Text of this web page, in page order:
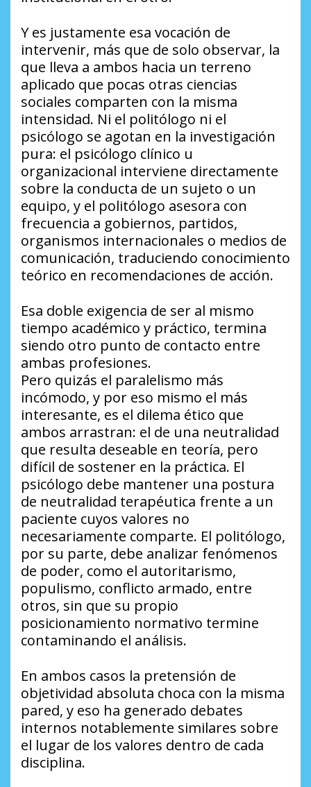
Y es justamente esa vocación de
intervenir, más que de solo observar, la
que lleva a ambos hacia un terreno
aplicado que pocas otras ciencias
sociales comparten con la misma
intensidad. Ni el politólogo ni el
psicólogo se agotan en la investigación
pura: el psicólogo clínico u
organizacional interviene directamente
sobre la conducta de un sujeto o un
equipo, y el politólogo asesora con
frecuencia a gobiernos, partidos,
organismos internacionales o medios de
comunicación, traduciendo conocimiento
teórico en recomendaciones de acción.
Esa doble exigencia de ser al mismo
tiempo académico y práctico, termina
siendo otro punto de contacto entre
ambas profesiones.
Pero quizás el paralelismo más
incómodo, y por eso mismo el más
interesante, es el dilema ético que
ambos arrastran: el de una neutralidad
que resulta deseable en teoría, pero
difícil de sostener en la práctica. El
psicólogo debe mantener una postura
de neutralidad terapéutica frente a un
paciente cuyos valores no
necesariamente comparte. El politólogo,
por su parte, debe analizar fenómenos
de poder, como el autoritarismo,
populismo, conflicto armado, entre
otros, sin que su propio
posicionamiento normativo termine
contaminando el análisis.
En ambos casos la pretensión de
objetividad absoluta choca con la misma
pared, y eso ha generado debates
internos notablemente similares sobre
el lugar de los valores dentro de cada
disciplina.